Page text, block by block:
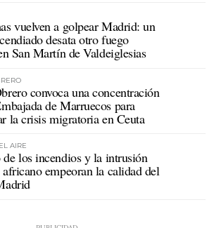
vuelven a golpear Madrid: un
desata otro fuego
San Martín de Valdeiglesias
convoca una concentración
de Marruecos para
la crisis migratoria en Ceuta
AIRE
los incendios y la intrusión
empeoran la calidad del